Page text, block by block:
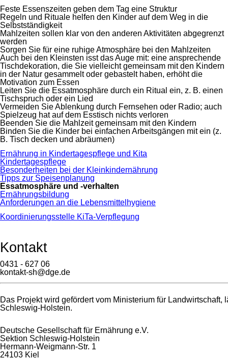
Feste Essenszeiten geben dem Tag eine Struktur
Regeln und Rituale helfen den Kinder auf dem Weg in die
Selbstständigkeit
Mahlzeiten sollen klar von den anderen Aktivitäten abgegrenzt
werden
Sorgen Sie für eine ruhige Atmosphäre bei den Mahlzeiten
Auch bei den Kleinsten isst das Auge mit: eine ansprechende
Tischdekoration, die Sie vielleicht gemeinsam mit den Kindern
in der Natur gesammelt oder gebastelt haben, erhöht die
Motivation zum Essen
Leiten Sie die Essatmosphäre durch ein Ritual ein, z. B. einen
Tischspruch oder ein Lied
Vermeiden Sie Ablenkung durch Fernsehen oder Radio; auch
Spielzeug hat auf dem Esstisch nichts verloren
Beenden Sie die Mahlzeit gemeinsam mit den Kindern
Binden Sie die Kinder bei einfachen Arbeitsgängen mit ein (z.
B. Tisch decken und abräumen)
Navigation
überspringen
Ernährung in Kindertagespflege und Kita
Kindertagespflege
Besonderheiten bei der Kleinkindernährung
Tipps zur Speisenplanung
Essatmosphäre und -verhalten
Ernährungsbildung
Anforderungen an die Lebensmittelhygiene
Koordinierungsstelle KiTa-Verpflegung
Kontakt
0431 - 627 06
kontakt-sh@dge.de
Das Projekt wird gefördert vom Ministerium für
Schleswig-Holstein.
Deutsche Gesellschaft für Ernährung e.V.
Sektion Schleswig-Holstein
Hermann-Weigmann-Str. 1
24103 Kiel